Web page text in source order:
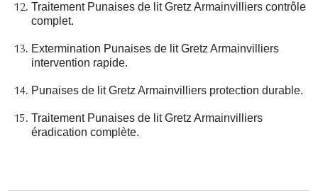
Traitement Punaises de lit Gretz Armainvilliers contrôle
complet.
Extermination Punaises de lit Gretz Armainvilliers
intervention rapide.
Punaises de lit Gretz Armainvilliers protection durable.
Traitement Punaises de lit Gretz Armainvilliers
éradication complète.